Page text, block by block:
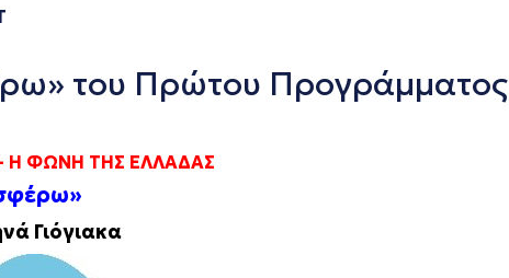
του Πρώτου Προγράμματος |
ΦΩΝΗ ΤΗΣ ΕΛΛΑΔΑΣ
Γιόγιακα